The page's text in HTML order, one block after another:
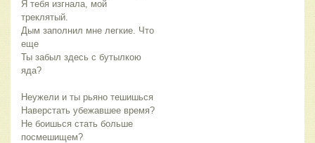
Я тебя изгнала, мой
треклятый.
Дым заполнил мне легкие. Что
еще
Ты забыл здесь с бутылкою
яда?
Неужели и ты рьяно тешишься
Наверстать убежавшее время?
Не боишься стать больше
посмешищем?